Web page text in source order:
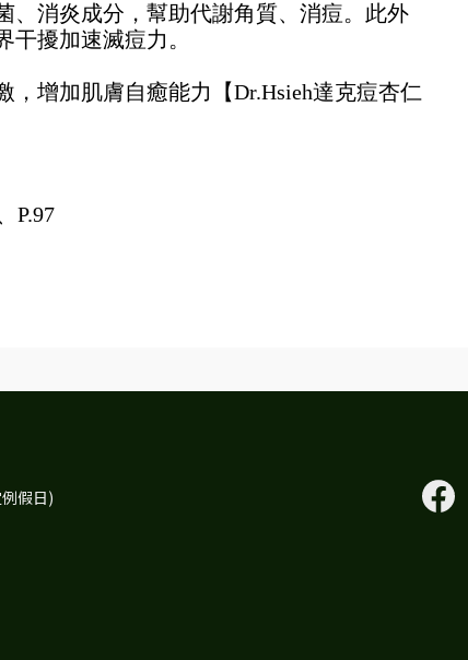
、消炎成分，幫助代謝角質、消痘。此外
干擾加速滅痘力。
增加肌膚自癒能力【Dr.Hsieh達克痘杏仁
P.97
假日)